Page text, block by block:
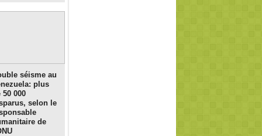
séisme au
plus
50 000
selon le
de